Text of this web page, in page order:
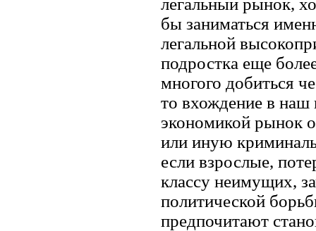
бы заниматься
легальной
подростка еще
многого добиться
то вхождение в наш
экономикой рынок
или иную
если взрослые,
классу неимущих,
политической
предпочитают